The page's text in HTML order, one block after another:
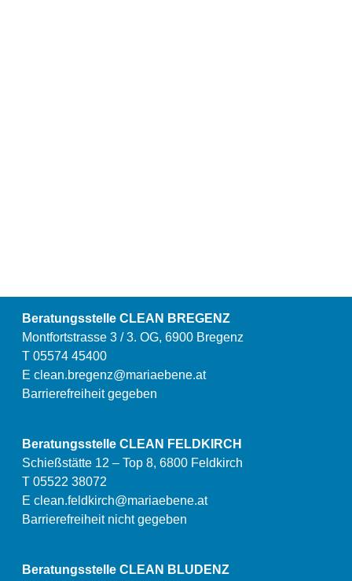
Beratungsstelle CLEAN BREGENZ
Montfortstrasse 3 / 3. OG, 6900 Bregenz
T 05574 45400
E clean.bregenz@mariaebene.at
Barrierefreiheit gegeben
Beratungsstelle CLEAN FELDKIRCH
Schießstätte 12 – Top 8, 6800 Feldkirch
T 05522 38072
E clean.feldkirch@mariaebene.at
Barrierefreiheit nicht gegeben
Beratungsstelle CLEAN BLUDENZ